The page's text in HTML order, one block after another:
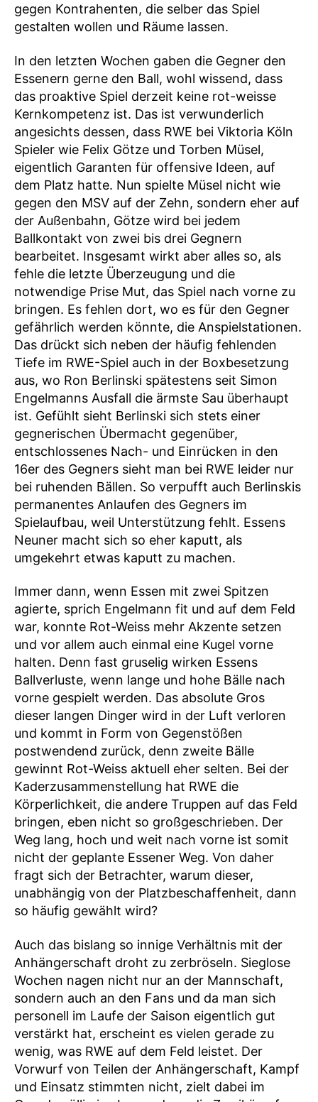
gegen Kontrahenten, die selber das Spiel
gestalten wollen und Räume lassen.
In den letzten Wochen gaben die Gegner den
Essenern gerne den Ball, wohl wissend, dass
das proaktive Spiel derzeit keine rot-weisse
Kernkompetenz ist. Das ist verwunderlich
angesichts dessen, dass RWE bei Viktoria Köln
Spieler wie Felix Götze und Torben Müsel,
eigentlich Garanten für offensive Ideen, auf
dem Platz hatte. Nun spielte Müsel nicht wie
gegen den MSV auf der Zehn, sondern eher auf
der Außenbahn, Götze wird bei jedem
Ballkontakt von zwei bis drei Gegnern
bearbeitet. Insgesamt wirkt aber alles so, als
fehle die letzte Überzeugung und die
notwendige Prise Mut, das Spiel nach vorne zu
bringen. Es fehlen dort, wo es für den Gegner
gefährlich werden könnte, die Anspielstationen.
Das drückt sich neben der häufig fehlenden
Tiefe im RWE-Spiel auch in der Boxbesetzung
aus, wo Ron Berlinski spätestens seit Simon
Engelmanns Ausfall die ärmste Sau überhaupt
ist. Gefühlt sieht Berlinski sich stets einer
gegnerischen Übermacht gegenüber,
entschlossenes Nach- und Einrücken in den
16er des Gegners sieht man bei RWE leider nur
bei ruhenden Bällen. So verpufft auch Berlinskis
permanentes Anlaufen des Gegners im
Spielaufbau, weil Unterstützung fehlt. Essens
Neuner macht sich so eher kaputt, als
umgekehrt etwas kaputt zu machen.
Immer dann, wenn Essen mit zwei Spitzen
agierte, sprich Engelmann fit und auf dem Feld
war, konnte Rot-Weiss mehr Akzente setzen
und vor allem auch einmal eine Kugel vorne
halten. Denn fast gruselig wirken Essens
Ballverluste, wenn lange und hohe Bälle nach
vorne gespielt werden. Das absolute Gros
dieser langen Dinger wird in der Luft verloren
und kommt in Form von Gegenstößen
postwendend zurück, denn zweite Bälle
gewinnt Rot-Weiss aktuell eher selten. Bei der
Kaderzusammenstellung hat RWE die
Körperlichkeit, die andere Truppen auf das Feld
bringen, eben nicht so großgeschrieben. Der
Weg lang, hoch und weit nach vorne ist somit
nicht der geplante Essener Weg. Von daher
fragt sich der Betrachter, warum dieser,
unabhängig von der Platzbeschaffenheit, dann
so häufig gewählt wird?
Auch das bislang so innige Verhältnis mit der
Anhängerschaft droht zu zerbröseln. Sieglose
Wochen nagen nicht nur an der Mannschaft,
sondern auch an den Fans und da man sich
personell im Laufe der Saison eigentlich gut
verstärkt hat, erscheint es vielen gerade zu
wenig, was RWE auf dem Feld leistet. Der
Vorwurf von Teilen der Anhängerschaft, Kampf
und Einsatz stimmten nicht, zielt dabei im